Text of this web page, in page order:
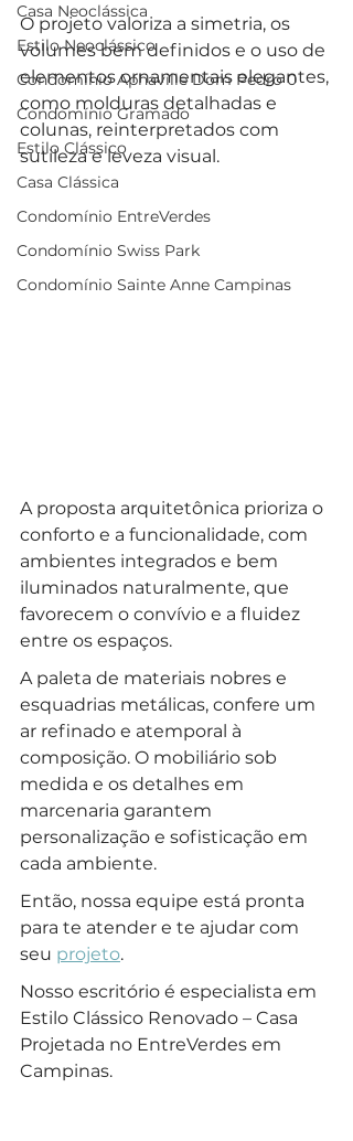
Casa Neoclássica
Estilo Neoclássico
Condomínio Aphaville Dom Pedro 0
Condomínio Gramado
Estilo Clássico
Casa Clássica
Condomínio EntreVerdes
Condomínio Swiss Park
Condomínio Sainte Anne Campinas
O projeto valoriza a simetria, os
volumes bem definidos e o uso de
elementos ornamentais elegantes,
como molduras detalhadas e
colunas, reinterpretados com
sutileza e leveza visual.
A proposta arquitetônica prioriza o
conforto e a funcionalidade, com
ambientes integrados e bem
iluminados naturalmente, que
favorecem o convívio e a fluidez
entre os espaços.
A paleta de materiais nobres e
esquadrias metálicas, confere um
ar refinado e atemporal à
composição. O mobiliário sob
medida e os detalhes em
marcenaria garantem
personalização e sofisticação em
cada ambiente.
Então, nossa equipe está pronta
para te atender e te ajudar com
seu projeto.
Nosso escritório é especialista em
Estilo Clássico Renovado – Casa
Projetada no EntreVerdes em
Campinas.